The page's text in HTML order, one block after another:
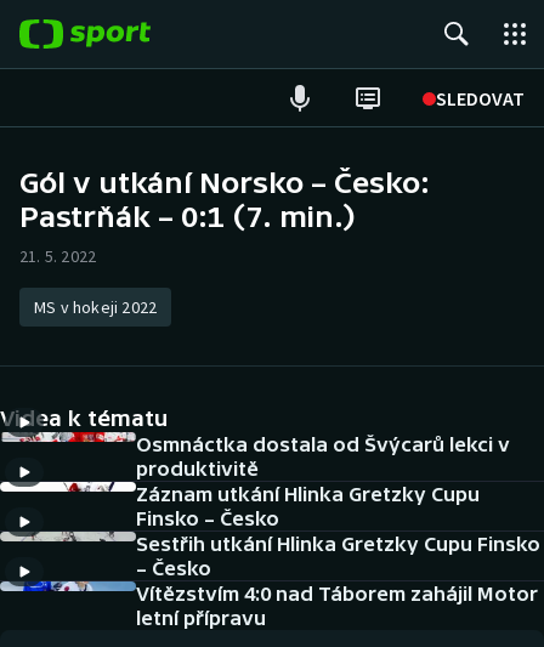
SLEDOVAT
Hokej
Atletika
DALŠÍ SPORTY
Americký fotbal
Baseball a softbal
NEPŘEHLÉDNĚTE
Historické návraty
Gól v utkání Norsko – Česko:
Pastrňák – 0:1 (7. min.)
21. 5. 2022
MS v hokeji 2022
Videa k tématu
Osmnáctka dostala od Švýcarů lekci v
produktivitě
Záznam utkání Hlinka Gretzky Cupu
Finsko – Česko
Sestřih utkání Hlinka Gretzky Cupu Finsko
– Česko
Vítězstvím 4:0 nad Táborem zahájil Motor
letní přípravu